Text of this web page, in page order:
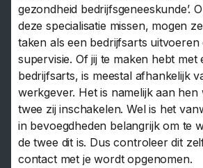
gezondheid bedrijfsgeneeskunde’.
deze specialisatie missen, mogen
taken als een bedrijfsarts
supervisie. Of jij te maken hebt
bedrijfsarts, is meestal afhankelijk
werkgever. Het is namelijk aan hen
twee zij inschakelen. Wel is het
in bevoegdheden belangrijk om te
de twee dit is. Dus controleer dit
contact met je wordt opgenomen.